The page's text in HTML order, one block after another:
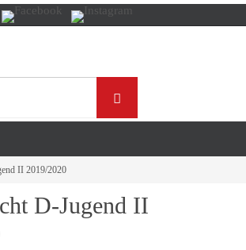
Suchen
II 2019/2020
D-Jugend II